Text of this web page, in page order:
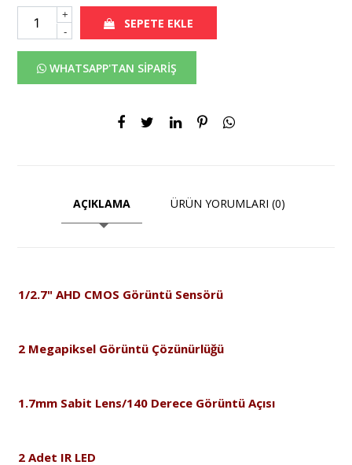
+
-
SEPETE EKLE
WHATSAPP'TAN SİPARİŞ
AÇIKLAMA ÜRÜN YORUMLARI (0)
1/2.7" AHD CMOS Görüntü Sensörü
2 Megapiksel Görüntü Çözünürlüğü
1.7mm Sabit Lens/140 Derece Görüntü Açısı
2 Adet IR LED